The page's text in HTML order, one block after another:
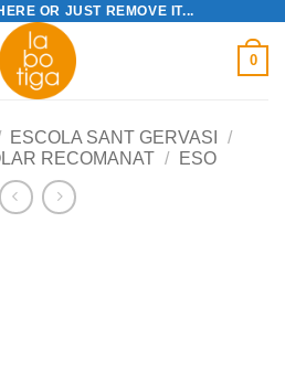
OR JUST REMOVE IT...
0
ESCOLA SANT GERVASI
/
RECOMANAT / ESO